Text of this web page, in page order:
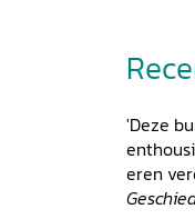
en
'Deze
eren